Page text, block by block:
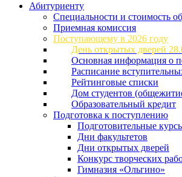
Абитуриенту
Специальности и стоимость
Приемная комиссия
Поступающему в 2026 году
День открытых дверей
Основная информация о
Расписание
Рейтинговые списки
Дом студентов
Образовательный кредит
Подготовка к поступлению
Подготовительные
Дни факультетов
Дни открытых дверей
Конкурс творческих
Гимназия «Ольгино»